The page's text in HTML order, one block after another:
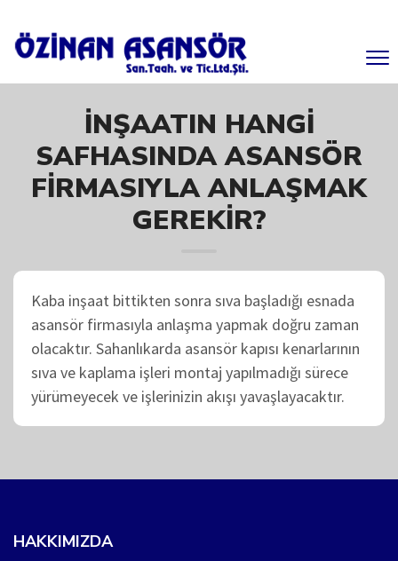
İNŞAATIN HANGI
SAFHASINDA ASANSÖR
FIRMASIYLA ANLAŞMAK
GEREKIR?
Kaba inşaat bittikten sonra sıva başladığı esnada
asansör firmasıyla anlaşma yapmak doğru zaman
olacaktır. Sahanlıkarda asansör kapısı kenarlarının
sıva ve kaplama işleri montaj yapılmadığı sürece
yürümeyecek ve işlerinizin akışı yavaşlayacaktır.
HAKKIMIZDA